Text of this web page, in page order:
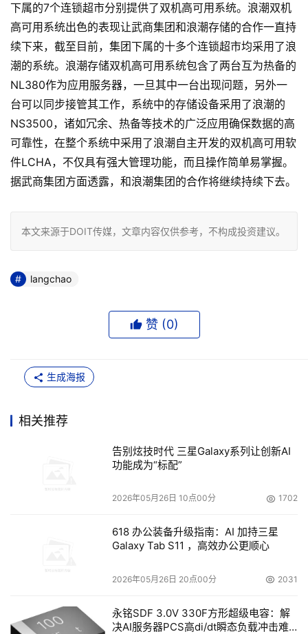
下属的7个连锁超市分别提供了双机高可用系统。浪潮双机
高可用系统出色的表现让武商集团和浪潮存储的合作一直持
续下来，截至目前，集团下属的十多个连锁超市均采用了浪
潮的系统。浪潮存储双机高可用系统包含了两台互为热备的
NL380作为应用服务器，一旦其中一台出现问题，另外一
台可以同步接管其工作，系统中的存储设备采用了浪潮的
NS3500，诸如冗余、热备等技术的广泛应用确保数据的高
可靠性，在整个系统中采用了浪潮自主开发的双机高可用软
件LCHA，不仅具有强大管理功能，而且操作简单易掌握。
据武商集团方面透露，和浪潮集团的合作将继续持续下去。
本文来源于DOIT传媒，文章内容仅供参考，不构成投资建议。
langchao
赞 (0)
生成海报
相关推荐
告别炫技时代 三星Galaxy系列让创新AI
功能成为“标配”
2026年05月26日 10点00分 1702
618 办公装备升级指南：AI 加持三星
Galaxy Tab S11 ，高效办公更顺心
2026年05月26日 20点00分 2031
永铭SDF 3.0V 330F方形超级电容：解
决AI服务器PCS高di/dt瞬态负载冲击难